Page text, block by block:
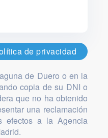
de privacidad
de Duero o en la
copia de su DNI o
que no ha obtenido
una reclamación
efectos a la Agencia